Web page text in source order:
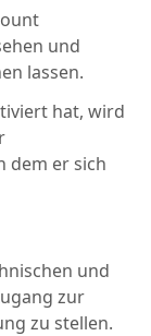
und
lassen.
hat, wird
dem er sich
und
zur
zu stellen.